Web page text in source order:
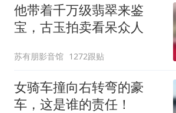
他带着千万级翡翠来鉴
宝，古玉拍卖看呆众人
苏有朋影音馆 1272跟贴
女骑车撞向右转弯的豪
车，这是谁的责任！